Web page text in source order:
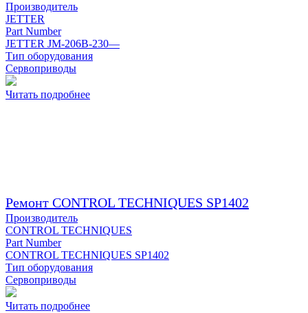
Производитель
JETTER
Part Number
JETTER JM-206B-230—
Тип оборудования
Сервоприводы
Читать подробнее
Ремонт CONTROL TECHNIQUES SP1402
Производитель
CONTROL TECHNIQUES
Part Number
CONTROL TECHNIQUES SP1402
Тип оборудования
Сервоприводы
Читать подробнее